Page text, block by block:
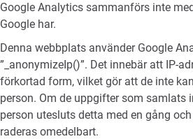
Google Analytics sammanförs inte
Google har.
Denna webbplats använder Google
”_anonymizeIp()”. Det innebär att IP-
förkortad form, vilket gör att de inte
person. Om de uppgifter som samlats
person utesluts detta med en gång
raderas omedelbart.